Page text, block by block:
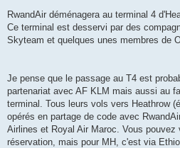
RwandAir déménagera au terminal 4
Ce terminal est desservi par des
Skyteam et quelques unes membres de
Je pense que le passage au T4 est
partenariat avec AF KLM mais aussi au
terminal. Tous leurs vols vers Heathrow
opérés en partage de code avec
Airlines et Royal Air Maroc. Vous
réservation, mais pour MH, c'est via